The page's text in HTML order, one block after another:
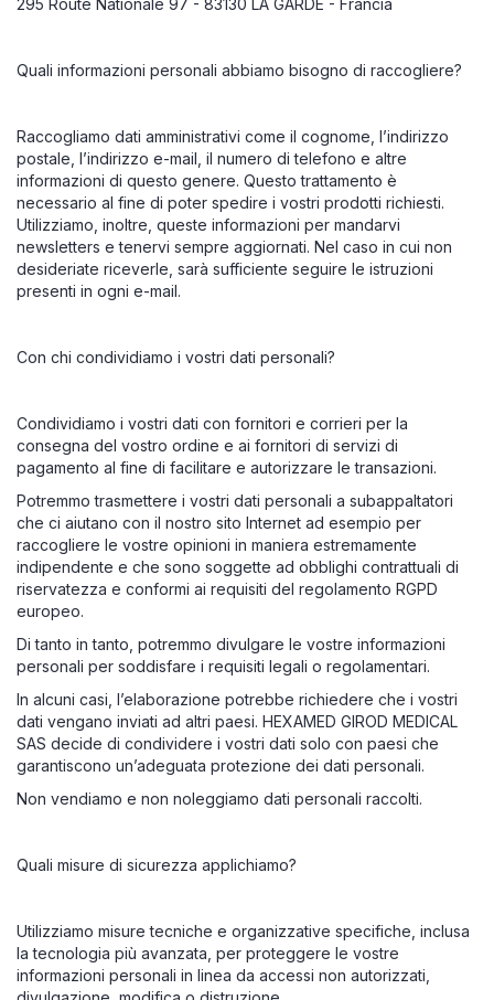
295 Route Nationale 97 - 83130 LA GARDE - Francia
Quali informazioni personali abbiamo bisogno di raccogliere?
Raccogliamo dati amministrativi come il cognome, l’indirizzo
postale, l’indirizzo e-mail, il numero di telefono e altre
informazioni di questo genere. Questo trattamento è
necessario al fine di poter spedire i vostri prodotti richiesti.
Utilizziamo, inoltre, queste informazioni per mandarvi
newsletters e tenervi sempre aggiornati. Nel caso in cui non
desideriate riceverle, sarà sufficiente seguire le istruzioni
presenti in ogni e-mail.
Con chi condividiamo i vostri dati personali?
Condividiamo i vostri dati con fornitori e corrieri per la
consegna del vostro ordine e ai fornitori di servizi di
pagamento al fine di facilitare e autorizzare le transazioni.
Potremmo trasmettere i vostri dati personali a subappaltatori
che ci aiutano con il nostro sito Internet ad esempio per
raccogliere le vostre opinioni in maniera estremamente
indipendente e che sono soggette ad obblighi contrattuali di
riservatezza e conformi ai requisiti del regolamento RGPD
europeo.
Di tanto in tanto, potremmo divulgare le vostre informazioni
personali per soddisfare i requisiti legali o regolamentari.
In alcuni casi, l’elaborazione potrebbe richiedere che i vostri
dati vengano inviati ad altri paesi. HEXAMED GIROD MEDICAL
SAS decide di condividere i vostri dati solo con paesi che
garantiscono un’adeguata protezione dei dati personali.
Non vendiamo e non noleggiamo dati personali raccolti.
Quali misure di sicurezza applichiamo?
Utilizziamo misure tecniche e organizzative specifiche, inclusa
la tecnologia più avanzata, per proteggere le vostre
informazioni personali in linea da accessi non autorizzati,